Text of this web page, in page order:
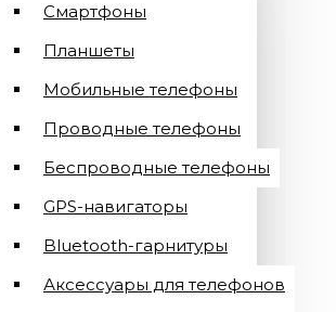
Смартфоны
Планшеты
Мобильные телефоны
Проводные телефоны
Беспроводные телефоны
GPS-навигаторы
Bluetooth-гарнитуры
Аксессуары для телефонов